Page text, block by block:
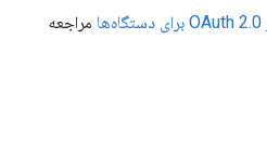
مراجعه